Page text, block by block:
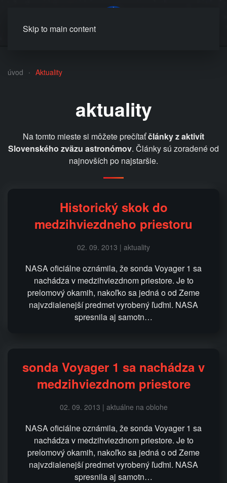
Skip to main content
úvod Aktuality
aktuality
Na tomto mieste si môžete prečítaťčlánky z aktivít
Slovenského zväzu astronómov. Články sú zoradené od
najnovších po najstaršie.
Historický skok do
medzihviezdneho priestoru
02. 09. 2013 | aktuality
NASA oficiálne oznámila, že sonda Voyager 1 sa
nachádza v medzihviezdnom priestore. Je to
prelomový okamih, nakoľko sa jedná o od Zeme
najvzdialenejší predmet vyrobený ľuďmi. NASA
spresnila aj samotn…
sonda Voyager 1 sa nachádza v
medzihviezdnom priestore
02. 09. 2013 | aktuálne na oblohe
NASA oficiálne oznámila, že sonda Voyager 1 sa
nachádza v medzihviezdnom priestore. Je to
prelomový okamih, nakoľko sa jedná o od Zeme
najvzdialenejší predmet vyrobený ľuďmi. NASA
spresnila aj samotn…